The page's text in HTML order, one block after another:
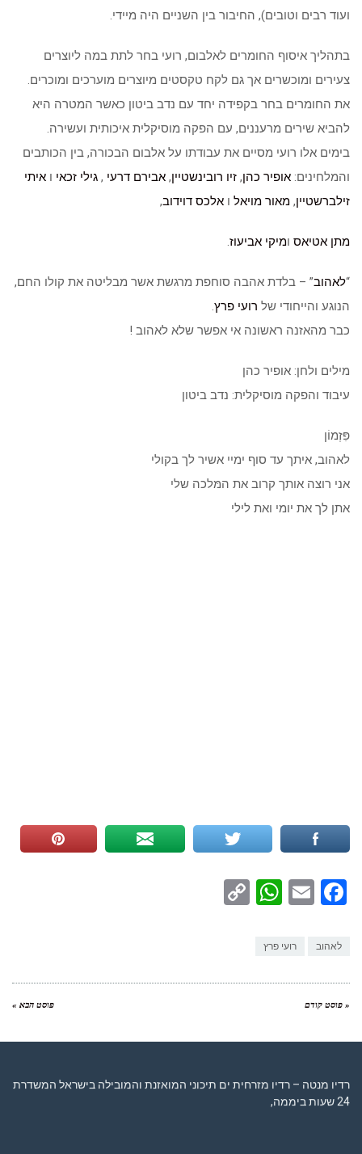
ועוד רבים וטובים), החיבור בין השניים היה מיידי.
בתהליך איסוף החומרים לאלבום, רועי בחר לתת במה ליוצרים
צעירים ומוכשרים אך גם לקח טקסטים מיוצרים מוערכים ומוכרים.
את החומרים בחר בקפידה יחד עם נדב ביטון כאשר המטרה היא
להביא שירים מרעננים, עם הפקה מוסיקלית איכותית ועשירה.
בימים אלו רועי מסיים את עבודתו על אלבום הבכורה, בין הכותבים
והמלחינים: אופיר כהן, זיו רובינשטיין, אבירם דרעי , גילי זכאי ו איתי
זילברשטיין, מאור מויאל ו אלכס דוידוב,
מתן אטיאס ומיקי אביעוז.
“לאהוב” – בלדת אהבה סוחפת מרגשת אשר מבליטה את קולו החם,
הנוגע והייחודי של רועי פרץ.
כבר מהאזנה ראשונה אי אפשר שלא לאהוב !
מילים ולחן: אופיר כהן
עיבוד והפקה מוסיקלית: נדב ביטון
פִּזְמוֹן
לאהוב, איתך עד סוף ימיי אשיר לך בקולי
אני רוצה אותך קרוב את המּלכה שלי
אתן לך את יומי ואת לילי
Facebook
Email
WhatsApp
לאהוב רועי פרץ
« פוסט קודם פוסט הבא »
רדיו מנטה – רדיו מזרחית ים תיכוני המואזנת והמובילה בישראל המשדרת
24 שעות ביממה,